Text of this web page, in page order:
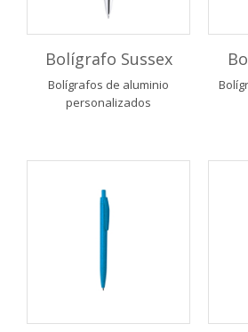
Bolígrafo Sussex
Bolígrafos de aluminio
personalizados